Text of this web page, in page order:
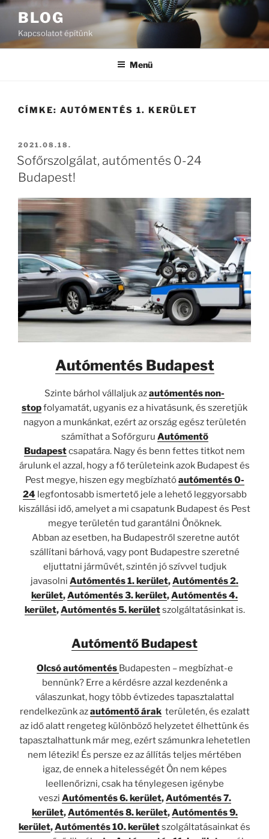
Tartalomhoz
BLOG
Kapcsolatot építünk
Menü
CÍMKE: AUTÓMENTÉS 1. KERÜLET
BEKÜLDVE:
2021.08.18.
Sofőrszolgálat, autómentés 0-24
Budapest!
Autómentés Budapest
Szinte bárhol vállaljuk azautómentés non-
stopfolyamatát, ugyanis ez a hivatásunk, és szeretjük
nagyon a munkánkat, ezért az ország egész területén
számíthat a Sofőrguru Autómentő
Budapestcsapatára. Nagy és benn fettes titkot nem
árulunk el azzal, hogy a fő területeink azok Budapest és
Pest megye, hiszen egy megbízhatóautómentés 0-
24 legfontosabb ismertető jele a lehető leggyorsabb
kiszállási idő, amelyet a mi csapatunk Budapest és Pest
megye területén tud garantálni Önöknek.
Abban az esetben, ha Budapestről szeretne autót
szállítani bárhová, vagy pont Budapestre szeretné
eljuttatni járművét, szintén jó szívvel tudjuk
javasolni Autómentés 1. kerület,Autómentés 2.
kerület,Autómentés 3. kerület,Autómentés 4.
kerület,Autómentés 5. kerületszolgáltatásinkat is.
Autómentő Budapest
Olcsó autómentés Budapesten – megbízhat-e
bennünk? Erre a kérdésre azzal kezdenénk a
válaszunkat, hogy több évtizedes tapasztalattal
rendelkezünk azautómentő árakterületén, és ezalatt
az idő alatt rengeteg különböző helyzetet élhettünk és
tapasztalhattunk már meg, ezért számunkra lehetetlen
nem létezik! És persze ez az állítás teljes mértében
igaz, de ennek a hitelességét Ön nem képes
leellenőrizni, csak ha ténylegesen igénybe
veszi Autómentés 6. kerület,Autómentés 7.
kerület,Autómentés 8. kerület,Autómentés 9.
kerület,Autómentés 10. kerületszolgáltatásainkat és